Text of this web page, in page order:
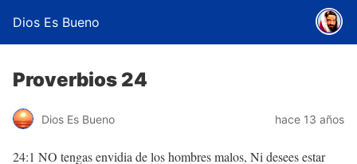
Dios Es Bueno
Proverbios 24
Dios Es Bueno hace 13 años
24:1 NO tengas envidia de los hombres malos, Ni desees estar